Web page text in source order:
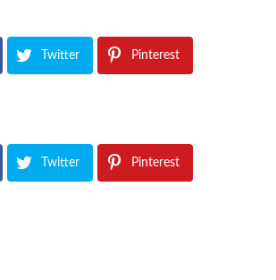
Twitter Pinterest
Twitter Pinterest